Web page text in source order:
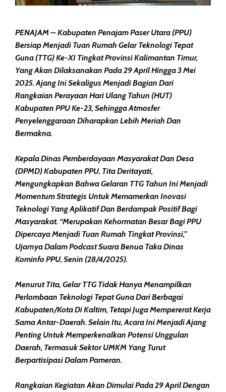
PENAJAM – Kabupaten Penajam Paser Utara (PPU)
Bersiap Menjadi Tuan Rumah Gelar Teknologi Tepat
Guna (TTG) Ke-XI Tingkat Provinsi Kalimantan Timur,
Yang Akan Dilaksanakan Pada 29 April Hingga 3 Mei
2025. Ajang Ini Sekaligus Menjadi Bagian Dari
Rangkaian Perayaan Hari Ulang Tahun (HUT)
Kabupaten PPU Ke-23, Sehingga Atmosfer
Penyelenggaraan Diharapkan Lebih Meriah Dan
Bermakna.
Kepala Dinas Pemberdayaan Masyarakat Dan Desa
(DPMD) Kabupaten PPU, Tita Deritayati,
Mengungkapkan Bahwa Gelaran TTG Tahun Ini Menjadi
Momentum Strategis Untuk Memamerkan Inovasi
Teknologi Yang Aplikatif Dan Berdampak Positif Bagi
Masyarakat. “Merupakan Kehormatan Besar Bagi PPU
Dipercaya Menjadi Tuan Rumah Tingkat Provinsi,”
Ujarnya Dalam Podcast Suara Benua Taka Dinas
Kominfo PPU, Senin (28/4/2025).
Menurut Tita, Gelar TTG Tidak Hanya Menampilkan
Perlombaan Teknologi Tepat Guna Dari Berbagai
Kabupaten/kota Di Kaltim, Tetapi Juga Mempererat Kerja
Sama Antar-Daerah. Selain Itu, Acara Ini Menjadi Ajang
Penting Untuk Memperkenalkan Potensi Unggulan
Daerah, Termasuk Sektor UMKM Yang Turut
Berpartisipasi Dalam Pameran.
Rangkaian Kegiatan Akan Dimulai Pada 29 April Dengan